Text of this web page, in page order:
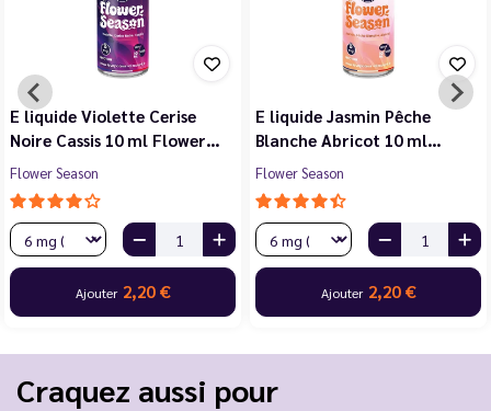
E liquide Violette Cerise
Noire Cassis 10 ml Flower…
Flower Season
Ajouter 2,20 €
E liquide Jasmin Pêche
Blanche Abricot 10 ml…
Flower Season
Ajouter 2,20 €
Craquez aussi pour